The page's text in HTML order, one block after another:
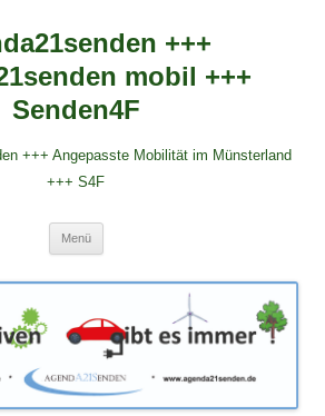
+++
mobil +++
Senden4F
+++ Angepasste Mobilität im Münsterland
+++ S4F
Menü